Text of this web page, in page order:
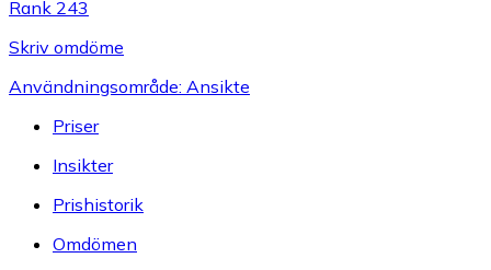
Rank 243
Skriv omdöme
Användningsområde: Ansikte
Priser
Insikter
Prishistorik
Omdömen